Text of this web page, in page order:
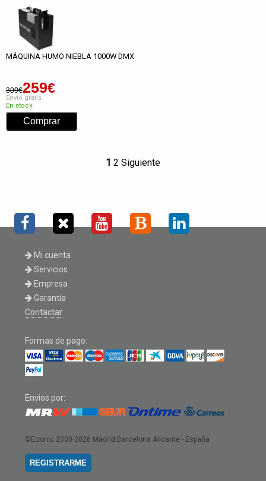
MÁQUINA HUMO NIEBLA 1000W DMX
309€259€
Envío gratis
En stock
1 2 Siguiente
Mi cuenta
Servicios
Empresa
Garantía
Contactar
Formas de pago:
Envios por:
©Etronic 2000-2026 Madrid Barcelona Alicante - España
REGISTRARME